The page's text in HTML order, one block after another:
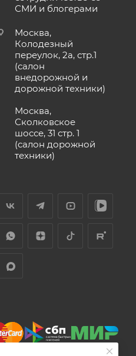
СМИ и блогерами
Москва,
Колодезный
переулок, 2а, стр.1
(салон
внедорожной и
дорожной техники)
Москва,
Сколковское
шоссе, 31 стр. 1
(салон дорожной
техники)